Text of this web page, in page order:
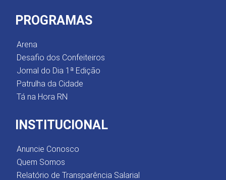
PROGRAMAS
Arena
Desafio dos Confeiteiros
Jornal do Dia 1ª Edição
Patrulha da Cidade
Tá na Hora RN
INSTITUCIONAL
Anuncie Conosco
Quem Somos
Relatório de Transparência Salarial